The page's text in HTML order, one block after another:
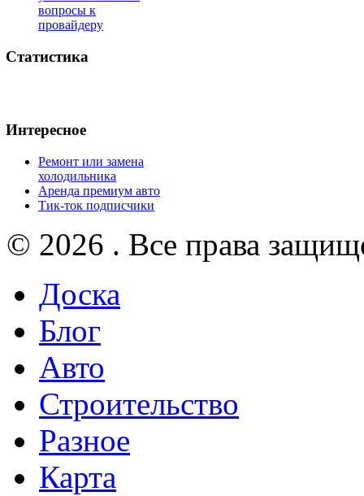
вопросы к
провайдеру
Статистика
Интересное
Ремонт или замена
холодильника
Аренда премиум авто
Тик-ток подписчики
© 2026 . Все права
Доска
Блог
Авто
Строительство
Разное
Карта